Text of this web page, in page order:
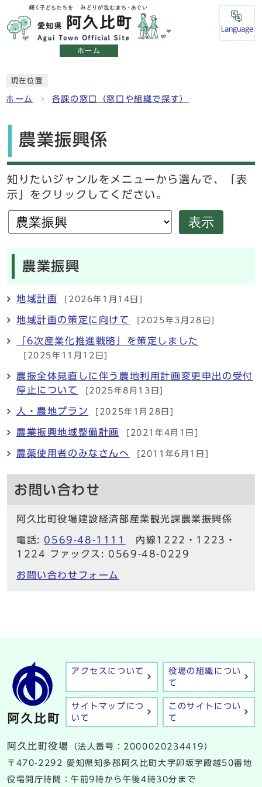
ホーム
Language
現在位置
ホーム 各課の窓口（窓口や組織で探す）
農業振興係
知りたいジャンルをメニューから選んで、「表
示」をクリックしてください。
表示
農業振興
地域計画 [2026年1月14日]
地域計画の策定に向けて [2025年3月28日]
「6次産業化推進戦略」を策定しました
[2025年11月12日]
農振全体見直しに伴う農地利用計画変更申出の受付
停止について
[2025年8月13日]
人・農地プラン [2025年1月28日]
農業振興地域整備計画 [2021年4月1日]
農薬使用者のみなさんへ [2011年6月1日]
お問い合わせ
阿久比町役場建設経済部産業観光課農業振興係
電話: 0569-48-1111
内線1222・1223・
1224 ファックス: 0569-48-0229
お問い合わせフォーム
アクセスについて
役場の組織につい
て
サイトマップにつ
いて
このサイトについ
て
阿久比町役場
（法人番号：2000020234419）
〒470-2292 愛知県知多郡阿久比町大字卯坂字殿越50番地
役場開庁時間：午前9時から午後4時30分まで